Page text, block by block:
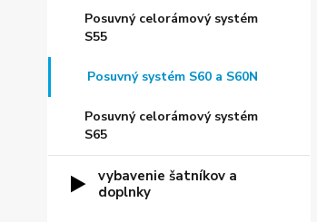
Posuvný celorámový systém
S55
Posuvný systém S60 a S60N
Posuvný celorámový systém
S65
vybavenie šatníkov a
doplnky